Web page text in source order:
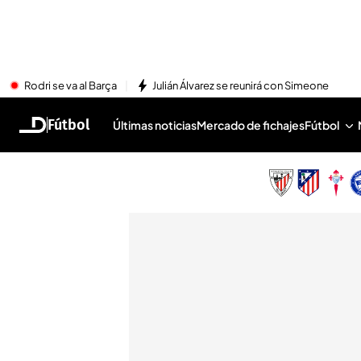
Rodri se va al Barça Julián Álvarez se reunirá con Simeone
Fútbol Últimas noticiasMercado de fichajesFútbol